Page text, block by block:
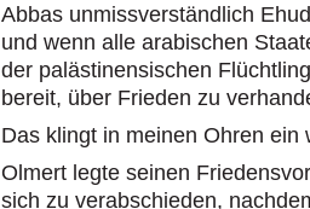
Abbas unmissverständlich
und wenn alle arabischen
der palästinensischen
bereit, über Frieden zu
Das klingt in meinen Ohren ein
Olmert legte seinen
sich zu verabschieden,